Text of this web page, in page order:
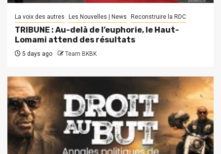
La voix des autres Les Nouvelles | News Reconstruire la RDC
TRIBUNE : Au-delà de l’euphorie, le Haut-
Lomami attend des résultats
5 days ago Team BKBK